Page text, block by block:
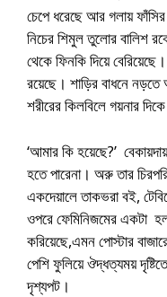
চেপে ধরেছে আর গলায়
নিচের শিমুল তুলোর বালিশ
থেকে ফিনকি দিয়ে
রয়েছে। শাড়ির বাধনে
শরীরের কিলবিলে গয়নার
‘আমার কি হয়েছে?’
হতে পারেনা। অরু তার
একদেয়ালে তাকভরা বই,
ওপরে ফেমিনিজমের একটা
করিয়েছে,এমন পোস্টার
পেশি ফুলিয়ে ঔদ্ধত্যময়
দৃশ্যপট।